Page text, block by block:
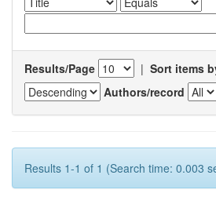
Results/Page | Sort items
Authors/record
Results 1-1 of 1 (Search time: 0.003